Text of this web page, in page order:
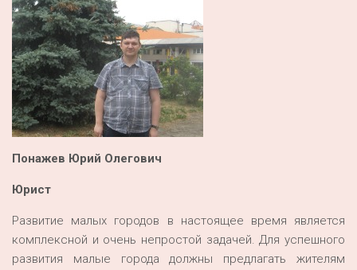
Понажев Юрий Олегович
Юрист
Развитие малых городов в настоящее время является
комплексной и очень непростой задачей. Для успешного
развития малые города должны предлагать жителям